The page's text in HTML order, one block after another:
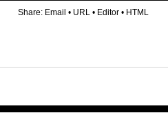
Share: Email • URL • Editor • HTML